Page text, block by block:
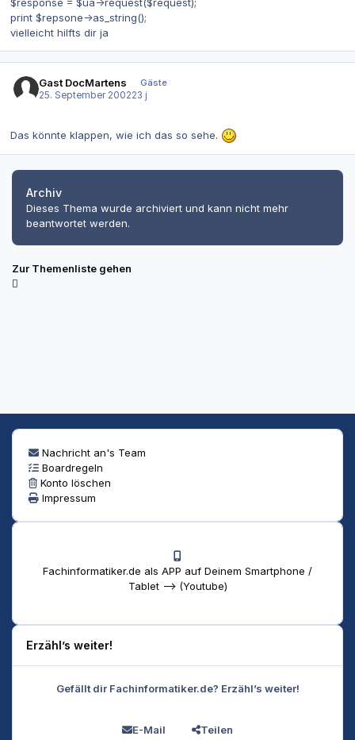
print $repsone->as_string();
vielleicht hilfts dir ja
Gast DocMartens
Gäste
25. September 200223 j
Das könnte klappen, wie ich das so sehe.
Archiv
Dieses Thema wurde archiviert und kann nicht mehr
beantwortet werden.
Zur Themenliste gehen
Nachricht an's Team
Boardregeln
Konto löschen
Impressum
Fachinformatiker.de als APP auf Deinem Smartphone /
Tablet --> (Youtube)
Erzähl’s weiter!
Gefällt dir Fachinformatiker.de? Erzähl’s weiter!
E-Mail Teilen